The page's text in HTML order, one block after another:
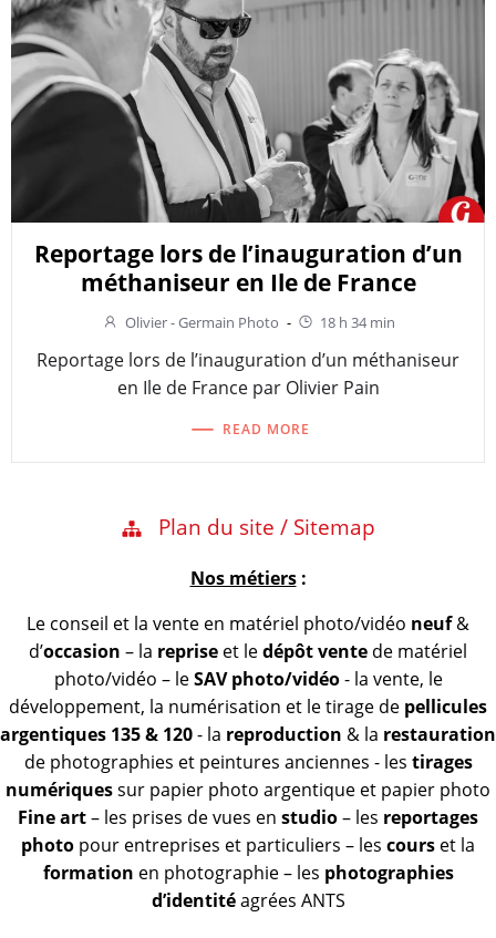
Reportage lors de l’inauguration d’un
méthaniseur en Ile de France
Olivier - Germain Photo - 18 h 34 min
Reportage lors de l’inauguration d’un méthaniseur
en Ile de France par Olivier Pain
READ MORE
Plan du site / Sitemap
Nos métiers:
Le conseil et la vente en matériel photo/vidéo neuf&
d’occasion – la reprise et ledépôt vente de matériel
photo/vidéo – leSAV photo/vidéo- la vente, le
développement, la numérisation et le tirage de pellicules
argentiques 135 & 120- la reproduction & la restauration
de photographies et peintures anciennes - les tirages
numériquessur papier photo argentique et papier photo
Fine art– les prises de vues en studio– les reportages
photo pour entreprises et particuliers – les cours et la
formation en photographie – les photographies
d’identitéagrées ANTS